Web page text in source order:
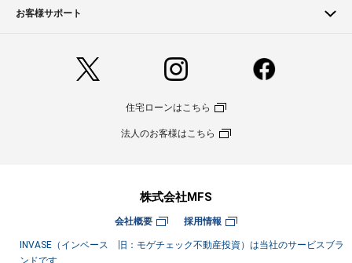
お客様サポート
住宅ローンはこちら
法人のお客様はこちら
株式会社MFS
会社概要 採用情報
INVASE（インベース 旧：モゲチェック不動産投資）は当社のサービスブラ
ンドです